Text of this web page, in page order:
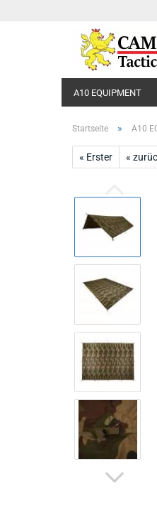
A10 EQUIPMENT
Startseite » A10
« Erster «